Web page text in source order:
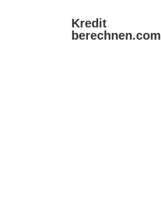
Kredit
berechnen.com